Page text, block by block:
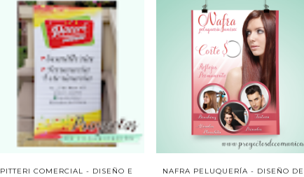
PITTERI COMERCIAL - DISEÑO E
NAFRA PELUQUERÍA - DISEÑO DE